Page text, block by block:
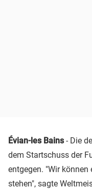
Évian-les Bains- Die
dem Startschuss der
entgegen. "Wir
stehen", sagte